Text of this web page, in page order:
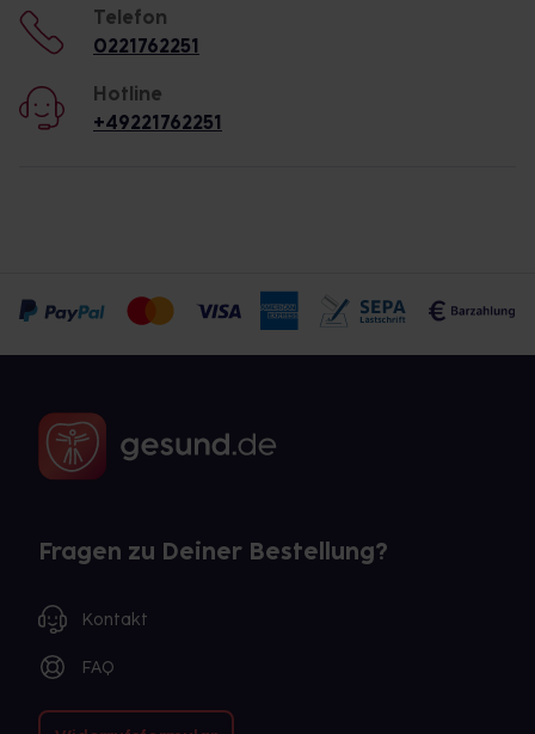
Telefon
0221762251
Hotline
+49221762251
Fragen zu Deiner Bestellung?
Kontakt
FAQ